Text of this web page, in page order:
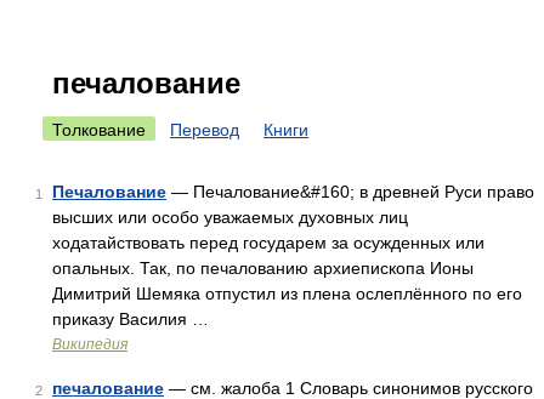
печалование
Толкование Перевод Книги
1 Печалование — Печалование&#160; в древней Руси право
высших или особо уважаемых духовных лиц
ходатайствовать перед государем за осужденных или
опальных. Так, по печалованию архиепископа Ионы
Димитрий Шемяка отпустил из плена ослеплённого по его
приказу Василия …
Википедия
2 печалование — см. жалоба 1 Словарь синонимов русского